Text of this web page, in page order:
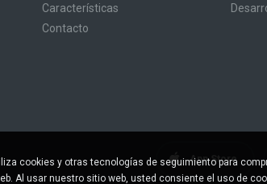
Características
Contacto
App Store
cookies y otras tecnologías de seguimiento para
Al usar nuestro sitio web, usted consiente el uso de